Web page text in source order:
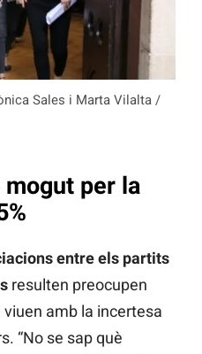
Sales i Marta Vilalta /
per la
entre els partits
resulten preocupen
amb la incertesa
“No se sap què